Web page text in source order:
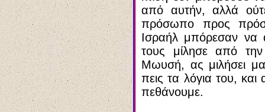
από αυτήν, αλλά
πρόσωπο προς
Ισραήλ μπόρεσαν να
τους μίλησε από την
Μωυσή, ας μιλήσει
πεις τα λόγια του, και
πεθάνουμε.